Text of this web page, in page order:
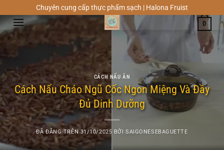
đến
nội
dung
Chuyên cung cấp thực phẩm sạch | Halona Fruist
0
CÁCH NẤU ĂN
Cách Nấu Cháo Ngũ Cốc Ngon Miệng Và Đầy
Đủ Dinh Dưỡng
ĐÃ ĐĂNG TRÊN31/10/2025 BỞISAIGONESEBAGUETTE